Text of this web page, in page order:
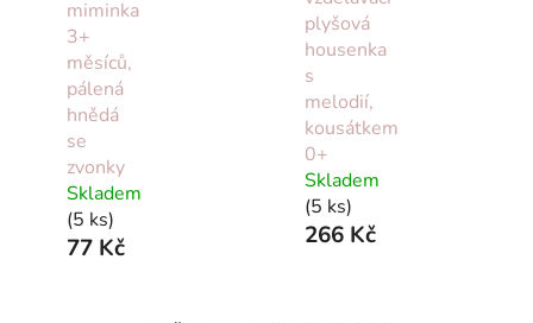
miminka
3+
měsíců,
pálená
hnědá
se
zvonky
Skladem
(5 ks)
77 Kč
plyšová
housenka
s
melodií,
kousátkem
0+
Skladem
(5 ks)
266 Kč